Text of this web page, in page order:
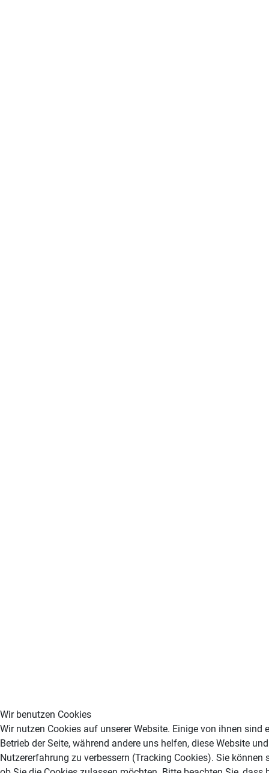
Wir benutzen Cookies
Wir nutzen Cookies auf unserer Website. Einige von ihnen sind
Betrieb der Seite, während andere uns helfen, diese Website
Nutzererfahrung zu verbessern (Tracking Cookies). Sie können